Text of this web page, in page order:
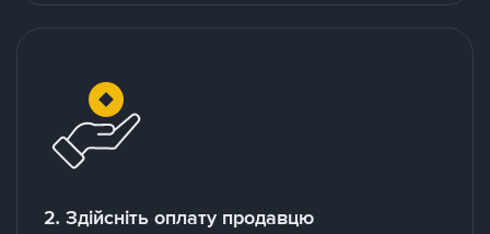
2. Здійсніть оплату продавцю